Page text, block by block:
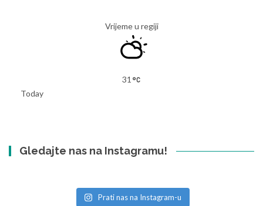
Vrijeme u regiji
31
Today
Gledajte nas na Instagramu!
Prati nas na Instagram-u